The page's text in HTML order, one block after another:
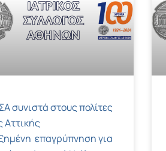
συνιστά στους πολίτες
Αττικής
επαγρύπνηση για